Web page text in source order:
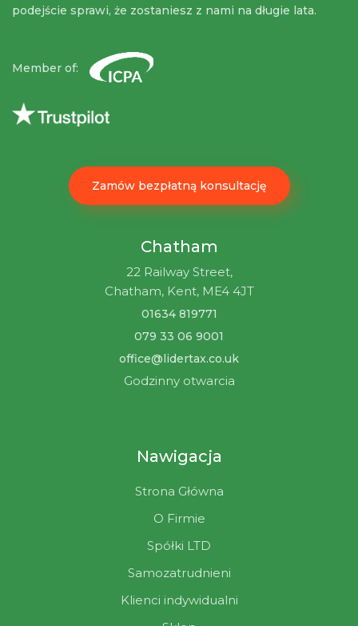
podejście sprawi, że zostaniesz z nami na długie lata.
Member of:
Zamów bezpłatną konsultację
Chatham
22 Railway Street,
Chatham, Kent, ME4 4JT
01634 819771
079 33 06 9001
office@lidertax.co.uk
Godzinny otwarcia
Nawigacja
Strona Główna
O Firmie
Spółki LTD
Samozatrudnieni
Klienci indywidualni